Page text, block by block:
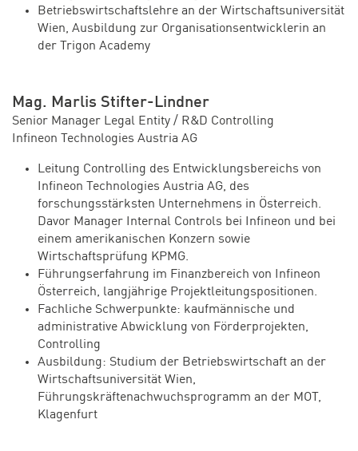
Betriebswirtschaftslehre an der Wirtschaftsuniversität
Wien, Ausbildung zur Organisationsentwicklerin an
der Trigon Academy
Mag. Marlis Stifter-Lindner
Senior Manager Legal Entity / R&D Controlling
Infineon Technologies Austria AG
Leitung Controlling des Entwicklungsbereichs von
Infineon Technologies Austria AG, des
forschungsstärksten Unternehmens in Österreich.
Davor Manager Internal Controls bei Infineon und bei
einem amerikanischen Konzern sowie
Wirtschaftsprüfung KPMG.
Führungserfahrung im Finanzbereich von Infineon
Österreich, langjährige Projektleitungspositionen.
Fachliche Schwerpunkte: kaufmännische und
administrative Abwicklung von Förderprojekten,
Controlling
Ausbildung: Studium der Betriebswirtschaft an der
Wirtschaftsuniversität Wien,
Führungskräftenachwuchsprogramm an der MOT,
Klagenfurt